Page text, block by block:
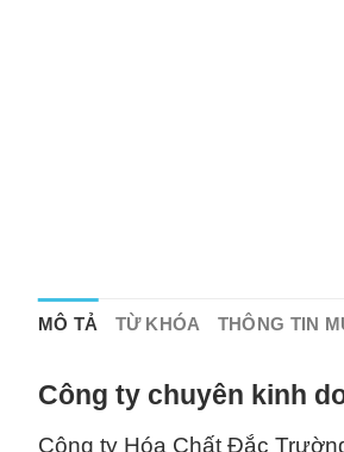
MÔ TẢ TỪ KHÓA THÔNG TIN
Công ty chuyên kinh
Công ty Hóa Chất Đắc